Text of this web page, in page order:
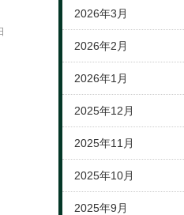
2026年3月
2026年2月
2026年1月
2025年12月
2025年11月
2025年10月
2025年9月